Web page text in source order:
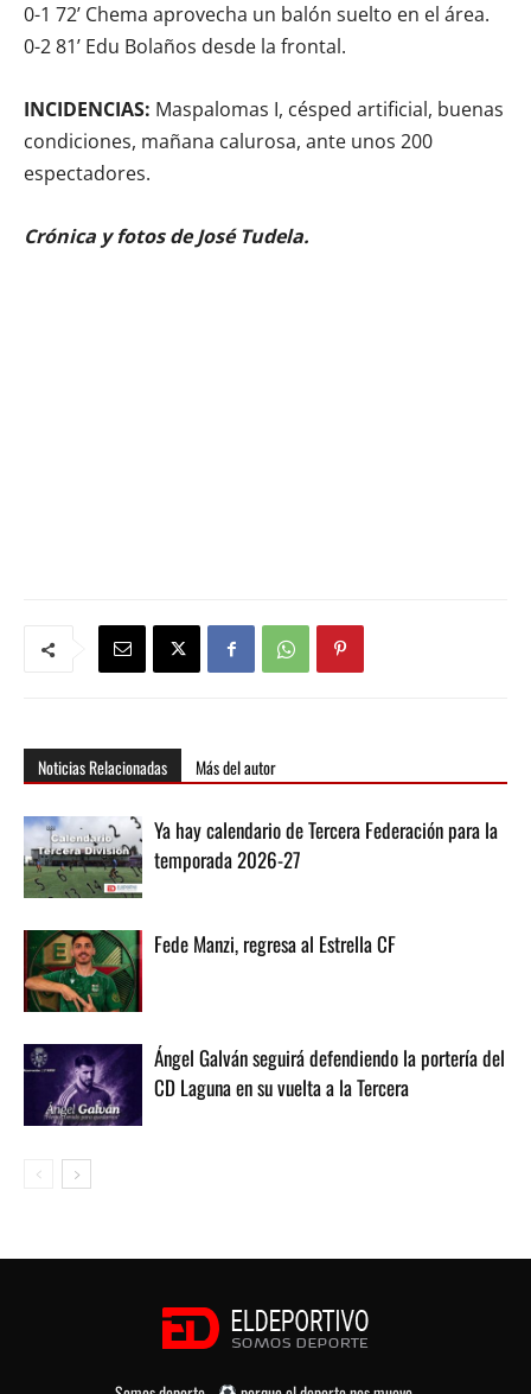
0-1 72’ Chema aprovecha un balón suelto en el área.
0-2 81’ Edu Bolaños desde la frontal.
INCIDENCIAS: Maspalomas I, césped artificial, buenas
condiciones, mañana calurosa, ante unos 200
espectadores.
Crónica y fotos de José Tudela.
Noticias Relacionadas Más del autor
Ya hay calendario de Tercera Federación para la
temporada 2026-27
Fede Manzi, regresa al Estrella CF
Ángel Galván seguirá defendiendo la portería del
CD Laguna en su vuelta a la Tercera